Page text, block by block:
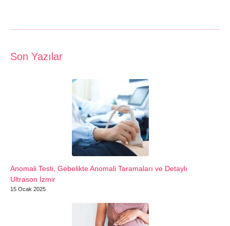
Son Yazılar
Anomali Testi, Gebelikte Anomali Taramaları ve Detaylı
Ultrason İzmir
15 Ocak 2025